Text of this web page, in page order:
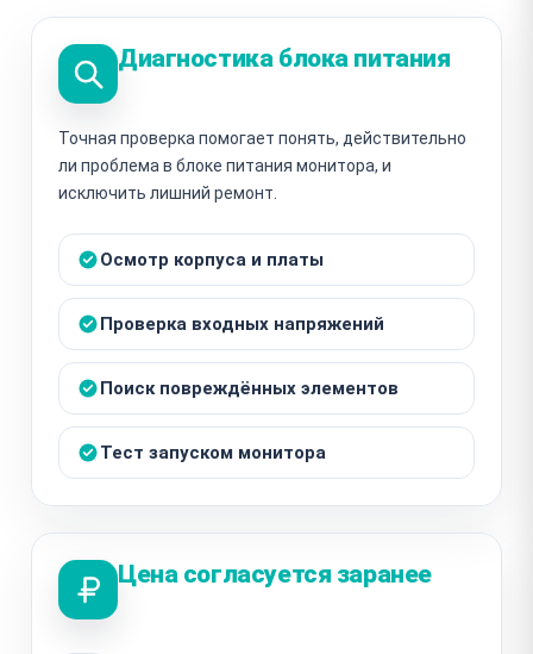
Диагностика блока питания
Точная проверка помогает понять, действительно
ли проблема в блоке питания монитора, и
исключить лишний ремонт.
Осмотр корпуса и платы
Проверка входных напряжений
Поиск повреждённых элементов
Тест запуском монитора
Цена согласуется заранее